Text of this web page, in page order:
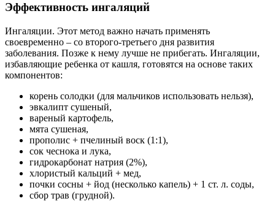
Эффективность ингаляций
Ингаляции. Этот метод важно начать применять
своевременно – со второго-третьего дня развития
заболевания. Позже к нему лучше не прибегать. Ингаляции,
избавляющие ребенка от кашля, готовятся на основе таких
компонентов:
корень солодки (для мальчиков использовать нельзя),
эвкалипт сушеный,
вареный картофель,
мята сушеная,
прополис + пчелиный воск (1:1),
сок чеснока и лука,
гидрокарбонат натрия (2%),
хлористый кальций + мед,
почки сосны + йод (несколько капель) + 1 ст. л. соды,
сбор трав (грудной).